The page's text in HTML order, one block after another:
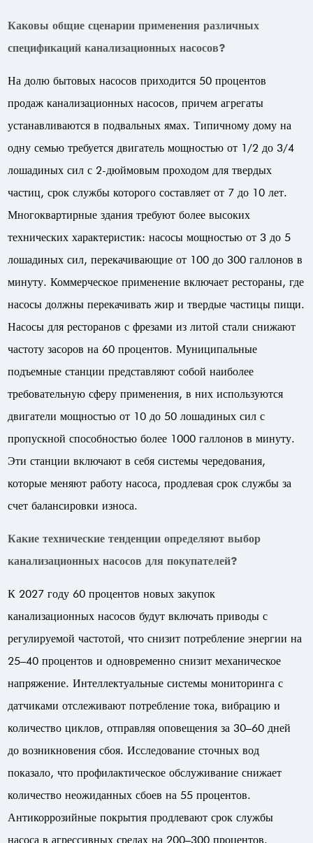
Каковы общие сценарии применения различных
спецификаций канализационных насосов?
На долю бытовых насосов приходится 50 процентов
продаж канализационных насосов, причем агрегаты
устанавливаются в подвальных ямах. Типичному дому на
одну семью требуется двигатель мощностью от 1/2 до 3/4
лошадиных сил с 2-дюймовым проходом для твердых
частиц, срок службы которого составляет от 7 до 10 лет.
Многоквартирные здания требуют более высоких
технических характеристик: насосы мощностью от 3 до 5
лошадиных сил, перекачивающие от 100 до 300 галлонов в
минуту. Коммерческое применение включает рестораны, где
насосы должны перекачивать жир и твердые частицы пищи.
Насосы для ресторанов с фрезами из литой стали снижают
частоту засоров на 60 процентов. Муниципальные
подъемные станции представляют собой наиболее
требовательную сферу применения, в них используются
двигатели мощностью от 10 до 50 лошадиных сил с
пропускной способностью более 1000 галлонов в минуту.
Эти станции включают в себя системы чередования,
которые меняют работу насоса, продлевая срок службы за
счет балансировки износа.
Какие технические тенденции определяют выбор
канализационных насосов для покупателей?
К 2027 году 60 процентов новых закупок
канализационных насосов будут включать приводы с
регулируемой частотой, что снизит потребление энергии на
25–40 процентов и одновременно снизит механическое
напряжение. Интеллектуальные системы мониторинга с
датчиками отслеживают потребление тока, вибрацию и
количество циклов, отправляя оповещения за 30–60 дней
до возникновения сбоя. Исследование сточных вод
показало, что профилактическое обслуживание снижает
количество неожиданных сбоев на 55 процентов.
Антикоррозийные покрытия продлевают срок службы
насоса в агрессивных средах на 200–300 процентов.